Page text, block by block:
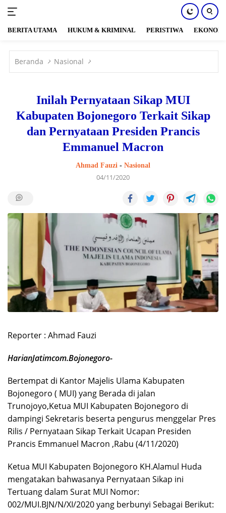
konten
BERITA UTAMA HUKUM & KRIMINAL PERISTIWA EKONOMI
Beranda Nasional
Inilah Pernyataan Sikap MUI
Kabupaten Bojonegoro Terkait Sikap
dan Pernyataan Presiden Prancis
Emmanuel Macron
Ahmad Fauzi - Nasional
04/11/2020
Reporter : Ahmad Fauzi
HarianJatimcom.Bojonegoro-
Bertempat di Kantor Majelis Ulama Kabupaten
Bojonegoro ( MUI) yang Berada di jalan
Trunojoyo,Ketua MUI Kabupaten Bojonegoro di
dampingi Sekretaris beserta pengurus menggelar Pres
Rilis / Pernyataan Sikap Terkait Ucapan Presiden
Prancis Emmanuel Macron ,Rabu (4/11/2020)
Ketua MUI Kabupaten Bojonegoro KH.Alamul Huda
mengatakan bahwasanya Pernyataan Sikap ini
Tertuang dalam Surat MUI Nomor:
002/MUI.BJN/N/XI/2020 yang berbunyi Sebagai Berikut: